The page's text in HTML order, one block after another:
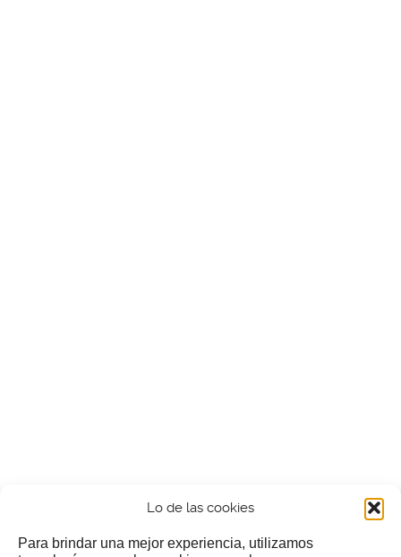
Lo de las cookies
Para brindar una mejor experiencia, utilizamos